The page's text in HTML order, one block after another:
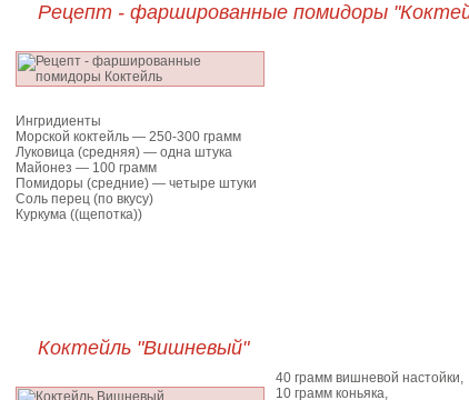
Рецепт - фаршированные помидоры
Ингридиенты
Морской коктейль — 250-300 грамм
Луковица (средняя) — одна штука
Майонез — 100 грамм
Помидоры (средние) — четыре штуки
Соль перец (по вкусу)
Куркума ((щепотка))
Коктейль "Вишневый"
40 грамм вишневой настойки,
10 грамм коньяка,